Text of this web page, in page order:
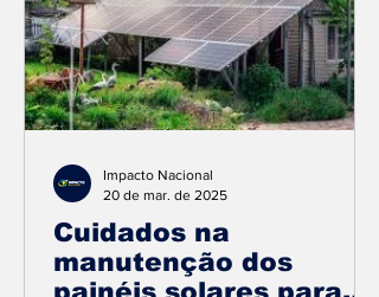
Cuidados na
manutenção dos
Impacto Nacional
20 de mar. de 2025